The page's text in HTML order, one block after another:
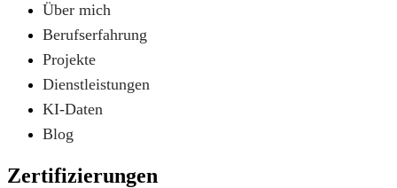
Über mich
Berufserfahrung
Projekte
Dienstleistungen
KI-Daten
Blog
Zertifizierungen